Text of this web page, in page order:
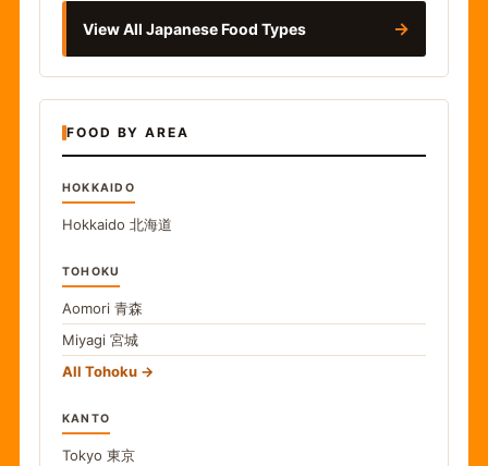
View All Japanese Food Types →
FOOD BY AREA
HOKKAIDO
Hokkaido 北海道
TOHOKU
Aomori 青森
Miyagi 宮城
All Tohoku
KANTO
Tokyo 東京